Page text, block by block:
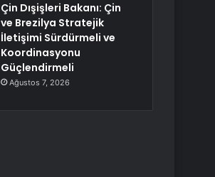
Çin Dışişleri Bakanı: Çin
ve Brezilya Stratejik
İletişimi Sürdürmeli ve
Koordinasyonu
Güçlendirmeli
Ağustos 7, 2026